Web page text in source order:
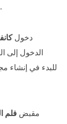
الخطوات أدناه لإنشاء مجموعة فيديو لفيسبوك.
دخول
الدخول إلى
للبدء في إنشاء
مقبض فلم